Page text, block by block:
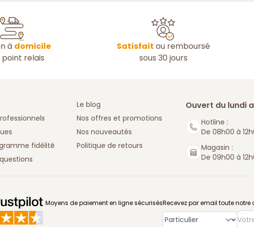
à domicile
point relais
Satisfait ou remboursé
sous 30 jours
Le blog
Nos offres et promotions
Nos nouveautés
fidélité
Politique de retours
Ouvert du lundi
Hotline :
De 08h00 à
Magasin :
De 09h00 à
: La Boutique des chefs
Moyens de paiement en ligne sécurisésRecevez par email toute
Type de compte